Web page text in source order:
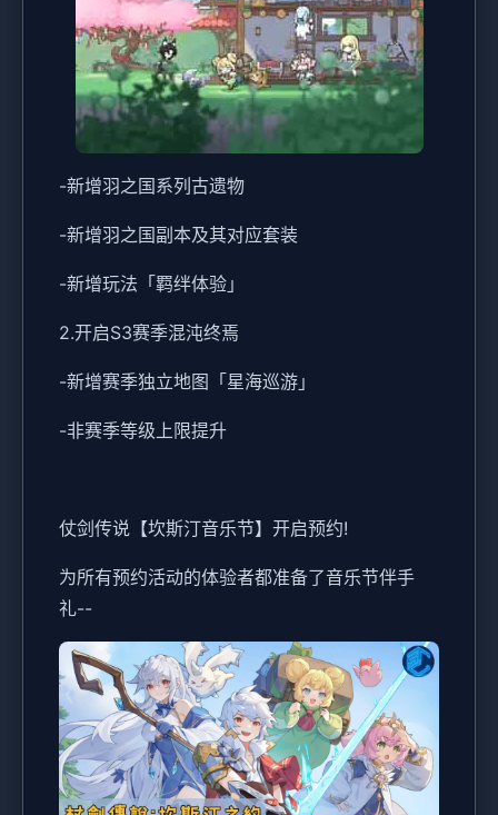
-新增羽之国系列古遗物
-新增羽之国副本及其对应套装
-新增玩法「羁绊体验」
2.开启S3赛季混沌终焉
-新增赛季独立地图「星海巡游」
-非赛季等级上限提升
仗剑传说【坎斯汀音乐节】开启预约!
为所有预约活动的体验者都准备了音乐节伴手
礼--